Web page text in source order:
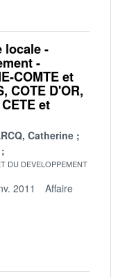
locale -
-
COMTE et
COTE D'OR,
et
Catherine
DU DEVELOPPEMENT
2011
Affaire